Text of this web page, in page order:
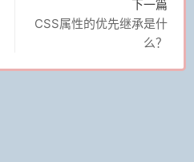
下一篇
CSS属性的优先继承是什
么？